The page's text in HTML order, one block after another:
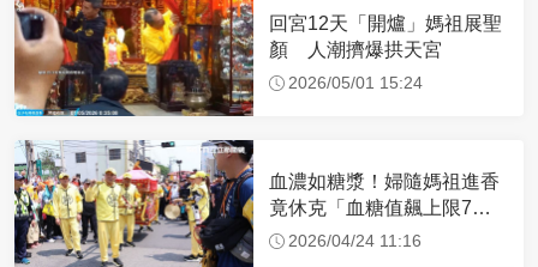
回宮12天「開爐」媽祖展聖
顏 人潮擠爆拱天宮
2026/05/01 15:24
血濃如糖漿！婦隨媽祖進香
竟休克「血糖值飆上限7
倍」 醫曝原因
2026/04/24 11:16